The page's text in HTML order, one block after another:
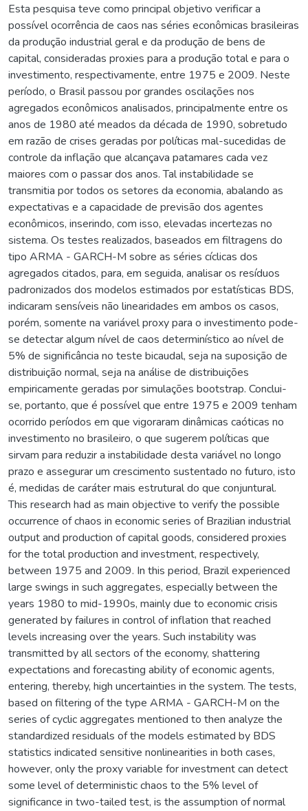
Esta pesquisa teve como principal objetivo verificar a
possível ocorrência de caos nas séries econômicas brasileiras
da produção industrial geral e da produção de bens de
capital, consideradas proxies para a produção total e para o
investimento, respectivamente, entre 1975 e 2009. Neste
período, o Brasil passou por grandes oscilações nos
agregados econômicos analisados, principalmente entre os
anos de 1980 até meados da década de 1990, sobretudo
em razão de crises geradas por políticas mal-sucedidas de
controle da inflação que alcançava patamares cada vez
maiores com o passar dos anos. Tal instabilidade se
transmitia por todos os setores da economia, abalando as
expectativas e a capacidade de previsão dos agentes
econômicos, inserindo, com isso, elevadas incertezas no
sistema. Os testes realizados, baseados em filtragens do
tipo ARMA - GARCH-M sobre as séries cíclicas dos
agregados citados, para, em seguida, analisar os resíduos
padronizados dos modelos estimados por estatísticas BDS,
indicaram sensíveis não linearidades em ambos os casos,
porém, somente na variável proxy para o investimento pode-
se detectar algum nível de caos determinístico ao nível de
5% de significância no teste bicaudal, seja na suposição de
distribuição normal, seja na análise de distribuições
empiricamente geradas por simulações bootstrap. Conclui-
se, portanto, que é possível que entre 1975 e 2009 tenham
ocorrido períodos em que vigoraram dinâmicas caóticas no
investimento no brasileiro, o que sugerem políticas que
sirvam para reduzir a instabilidade desta variável no longo
prazo e assegurar um crescimento sustentado no futuro, isto
é, medidas de caráter mais estrutural do que conjuntural.
This research had as main objective to verify the possible
occurrence of chaos in economic series of Brazilian industrial
output and production of capital goods, considered proxies
for the total production and investment, respectively,
between 1975 and 2009. In this period, Brazil experienced
large swings in such aggregates, especially between the
years 1980 to mid-1990s, mainly due to economic crisis
generated by failures in control of inflation that reached
levels increasing over the years. Such instability was
transmitted by all sectors of the economy, shattering
expectations and forecasting ability of economic agents,
entering, thereby, high uncertainties in the system. The tests,
based on filtering of the type ARMA - GARCH-M on the
series of cyclic aggregates mentioned to then analyze the
standardized residuals of the models estimated by BDS
statistics indicated sensitive nonlinearities in both cases,
however, only the proxy variable for investment can detect
some level of deterministic chaos to the 5% level of
significance in two-tailed test, is the assumption of normal